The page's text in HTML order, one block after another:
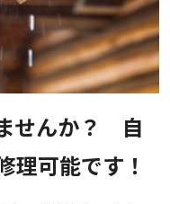
せんか？ 自
理可能です！